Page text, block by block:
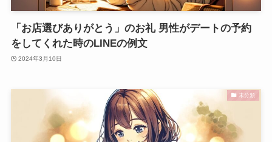
「お店選びありがとう」のお礼 男性がデートの予約
をしてくれた時のLINEの例文
2024年3月10日
未分類